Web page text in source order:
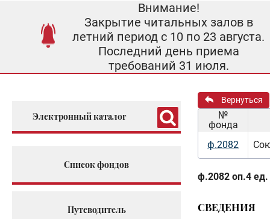
Внимание!
Закрытие читальных залов в
летний период с 10 по 23 августа.
Последний день приема
требований 31 июля.
Электронный каталог
Список фондов
Путеводитель
Вернуться
№
фонда
ф.2082
ф.2082 оп.4 ед.
СВЕДЕНИЯ